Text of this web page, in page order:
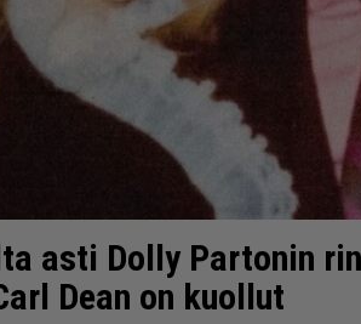
asti Dolly Partonin
Dean on kuollut